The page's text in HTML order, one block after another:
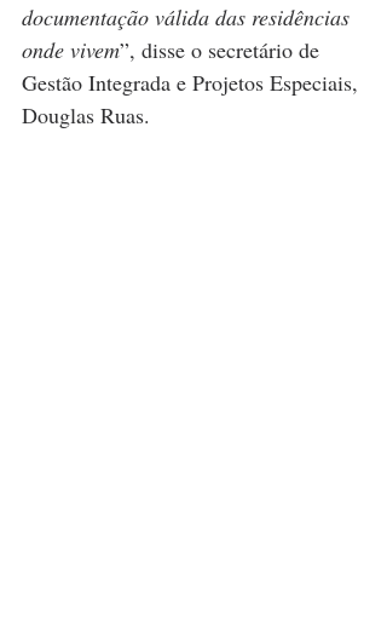
documentação válida das residências
onde vivem”, disse o secretário de
Gestão Integrada e Projetos Especiais,
Douglas Ruas.